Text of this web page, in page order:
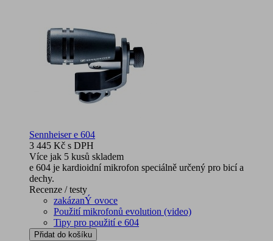
Sennheiser e 604
3 445 Kč s DPH
Více jak 5 kusů skladem
e 604 je kardioidní mikrofon speciálně určený pro bicí a
dechy.
Recenze / testy
zakázanÝ ovoce
Použití mikrofonů evolution (video)
Tipy pro použití e 604
Přidat do košíku